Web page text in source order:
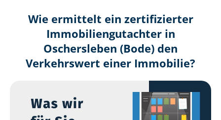
Wie ermittelt ein zertifizierter
Immobilien­gutachter in
Oschersleben (Bode) den
Verkehrswert einer Immobilie?